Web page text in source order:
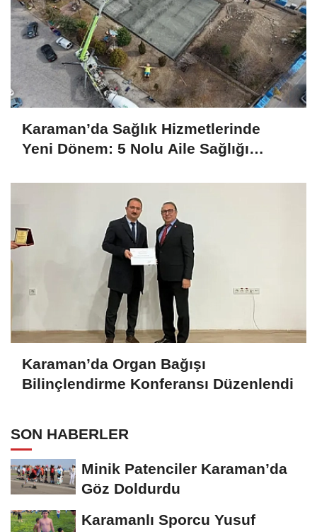
Karaman’da Sağlık Hizmetlerinde
Yeni Dönem: 5 Nolu Aile Sağlığı
Karaman’da Organ Bağışı
Bilinçlendirme Konferansı Düzenlendi
SON HABERLER
Minik Patenciler Karaman’da
Göz Doldurdu
Karamanlı Sporcu Yusuf